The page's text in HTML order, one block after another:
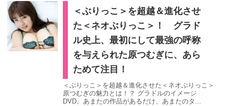
＜ぶりっこ＞を超越＆進化させ
た＜ネオぶりっこ＞！ グラド
ル史上、最初にして最強の呼称
を与えられた原つむぎに、あら
ためて注目！
＜ぶりっこ＞を超越＆進化させた＜ネオぶりっこ＞
原つむぎの魅力とは！？ グラドルのイメージ
DVD。あまたの作品があるだけ、あまたのタ...